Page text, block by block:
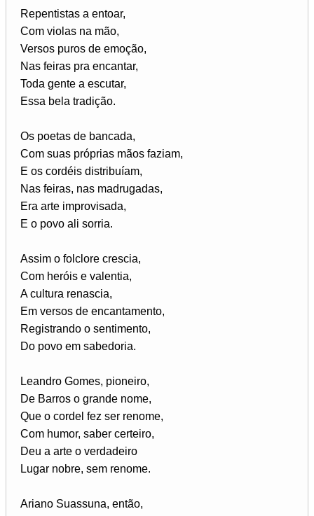
Repentistas a entoar,
Com violas na mão,
Versos puros de emoção,
Nas feiras pra encantar,
Toda gente a escutar,
Essa bela tradição.
Os poetas de bancada,
Com suas próprias mãos faziam,
E os cordéis distribuíam,
Nas feiras, nas madrugadas,
Era arte improvisada,
E o povo ali sorria.
Assim o folclore crescia,
Com heróis e valentia,
A cultura renascia,
Em versos de encantamento,
Registrando o sentimento,
Do povo em sabedoria.
Leandro Gomes, pioneiro,
De Barros o grande nome,
Que o cordel fez ser renome,
Com humor, saber certeiro,
Deu a arte o verdadeiro
Lugar nobre, sem renome.
Ariano Suassuna, então,